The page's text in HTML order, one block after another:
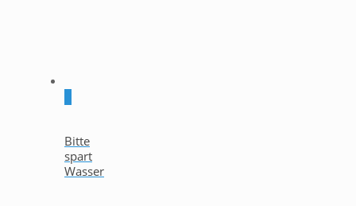
Bitte
spart
Wasser